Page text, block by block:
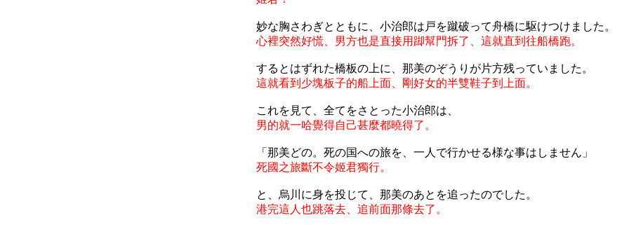
妙な胸さわぎとともに、小治郎は戸を蹴破って舟橋に駆けつけました。
心裡突然好慌、男方也是直接用踋幫門拆了、這就直到往船橋跑。
するとはずれた橋板の上に、那美のぞうりが片方残っていました。
這就看到少塊板子的船上面、剛好女的半雙鞋子到上面。
これを見て、全てをさとった小治郎は、
男的就一哈覺得自己甚麼都曉得了。
「那美どの。死の国への旅を、一人で行かせる様な事はしません」
死國之旅斷不令姬君獨行。
と、烏川に身を投じて、那美のあとを追ったのでした。
港完這人也跳落去、追前面那條去了。